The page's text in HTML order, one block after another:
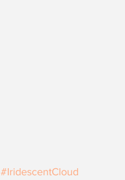
#IridescentCloud